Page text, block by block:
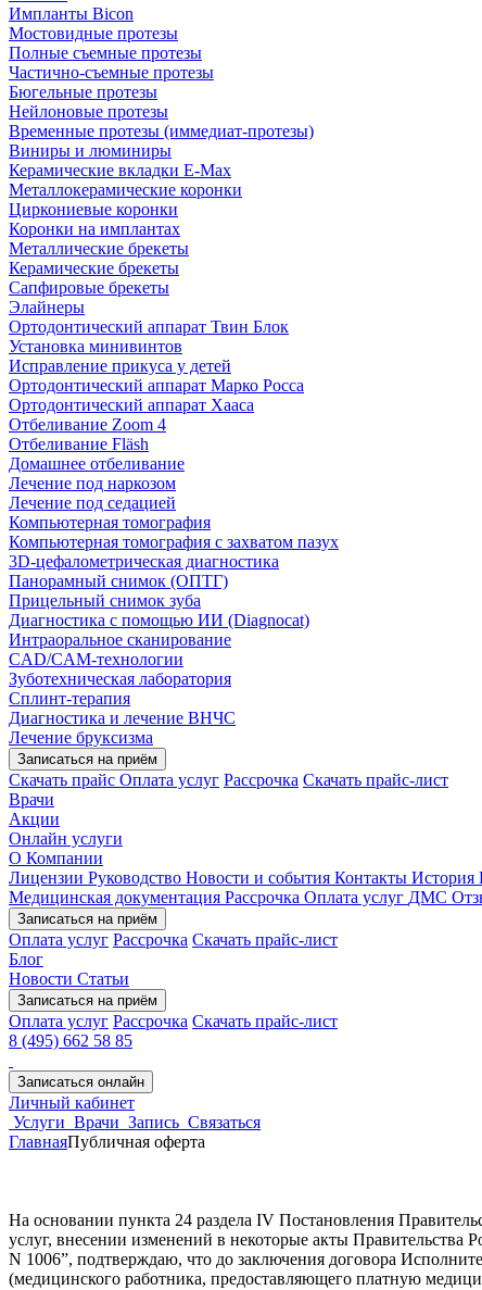
Импланты Bicon
Мостовидные протезы
Полные съемные протезы
Частично-съемные протезы
Бюгельные протезы
Нейлоновые протезы
Временные протезы (иммедиат-протезы)
Виниры и люминиры
Керамические вкладки E-Max
Металлокерамические коронки
Циркониевые коронки
Коронки на имплантах
Металлические брекеты
Керамические брекеты
Сапфировые брекеты
Элайнеры
Ортодонтический аппарат Твин Блок
Установка минивинтов
Исправление прикуса у детей
Ортодонтический аппарат Марко Росса
Ортодонтический аппарат Хааса
Отбеливание Zoom 4
Отбеливание Fläsh
Домашнее отбеливание
Лечение под наркозом
Лечение под седацией
Компьютерная томография
Компьютерная томография с захватом пазух
3D-цефалометрическая диагностика
Панорамный снимок (ОПТГ)
Прицельный снимок зуба
Диагностика с помощью ИИ (Diagnocat)
Интраоральное сканирование
CAD/CAM-технологии
Зуботехническая лаборатория
Сплинт-терапия
Диагностика и лечение ВНЧС
Лечение бруксизма
Записаться на приём
Скачать прайс Оплата услуг Рассрочка Скачать прайс-лист
Врачи
Акции
Онлайн услуги
О Компании
Лицензии Руководство Новости и события Контакты История
Медицинская документация Рассрочка Оплата услуг ДМС
Записаться на приём
Оплата услуг Рассрочка Скачать прайс-лист
Блог
Новости Статьи
Записаться на приём
Оплата услуг Рассрочка Скачать прайс-лист
8 (495) 662 58 85
Записаться онлайн
Личный кабинет
Услуги Врачи Запись Связаться
ГлавнаяПубличная оферта
На основании пункта 24 раздела IV Постановления
услуг, внесении изменений в некоторые акты Правительства
N 1006”, подтверждаю, что до заключения договора
(медицинского работника, предоставляющего платную